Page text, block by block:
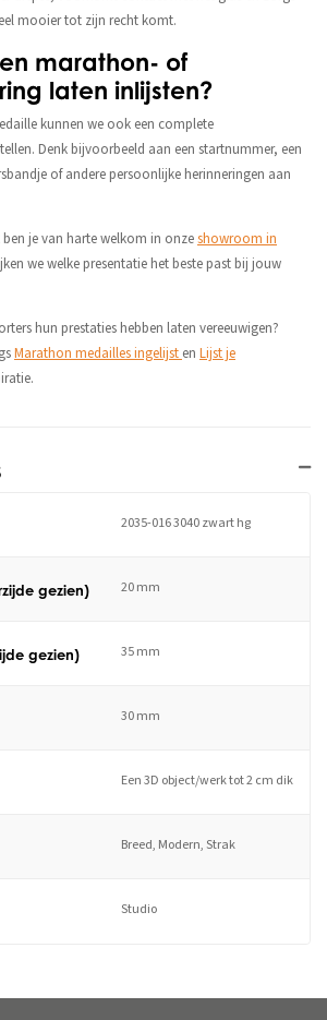
mooier tot zijn recht komt.
marathon- of
laten inlijsten?
kunnen we ook een complete
Denk bijvoorbeeld aan een startnummer, een
of andere persoonlijke herinneringen aan
je van harte welkom in onzeshowroom in
we welke presentatie het beste past bij jouw
hun prestaties hebben laten vereeuwigen?
Marathon medailles ingelijst en Lijst je
2035-016 3040 zwart hg
gezien) 20 mm
gezien) 35 mm
30 mm
Een 3D object/werk tot 2 cm dik
Breed, Modern, Strak
Studio